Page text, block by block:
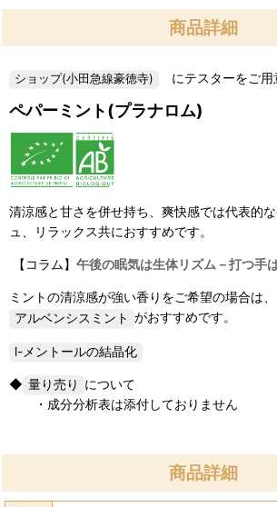
商品詳細
にテスターをご用
ペパーミント(プラナロム)
清涼感と甘さを併せ持ち、爽快感では代表的
ュ、リラックス共におすすめです。
【コラム】 午後の眠気は生体リズム－打つ手
ミントの清涼感が強い香りをご希望の場合は、
がおすすめです。
◆
について
・成分分析表は添付しておりません
商品詳細